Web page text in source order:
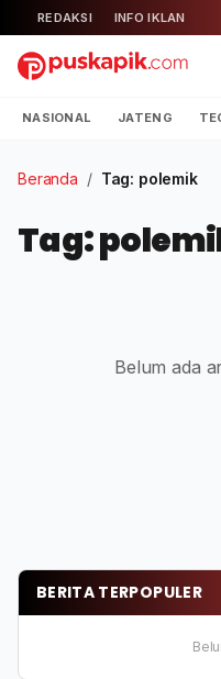
REDAKSI INFO IKLAN
NASIONAL JATENG
Beranda / Tag: polemik
Tag:
Belum ada
BERITA TERPOPULER